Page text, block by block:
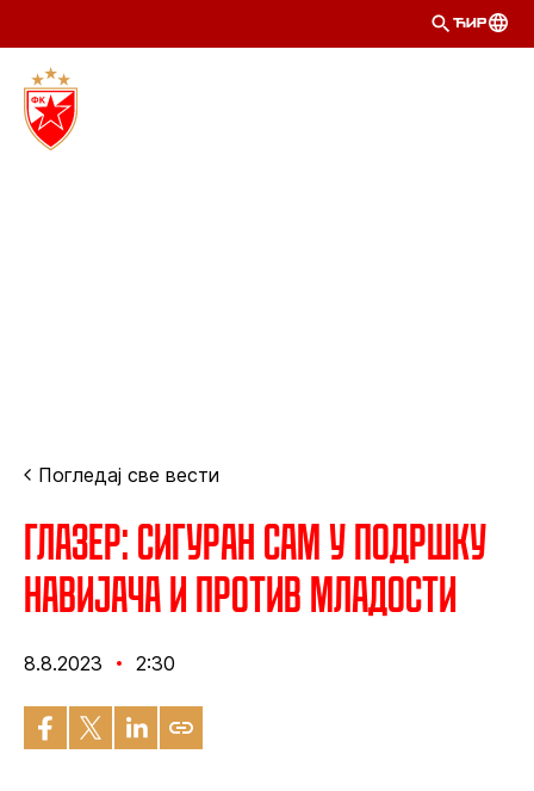
ЋИР
Погледај све вести
Глазер: Сигуран сам у подршку
навијача и против Младости
8.8.2023 2:30